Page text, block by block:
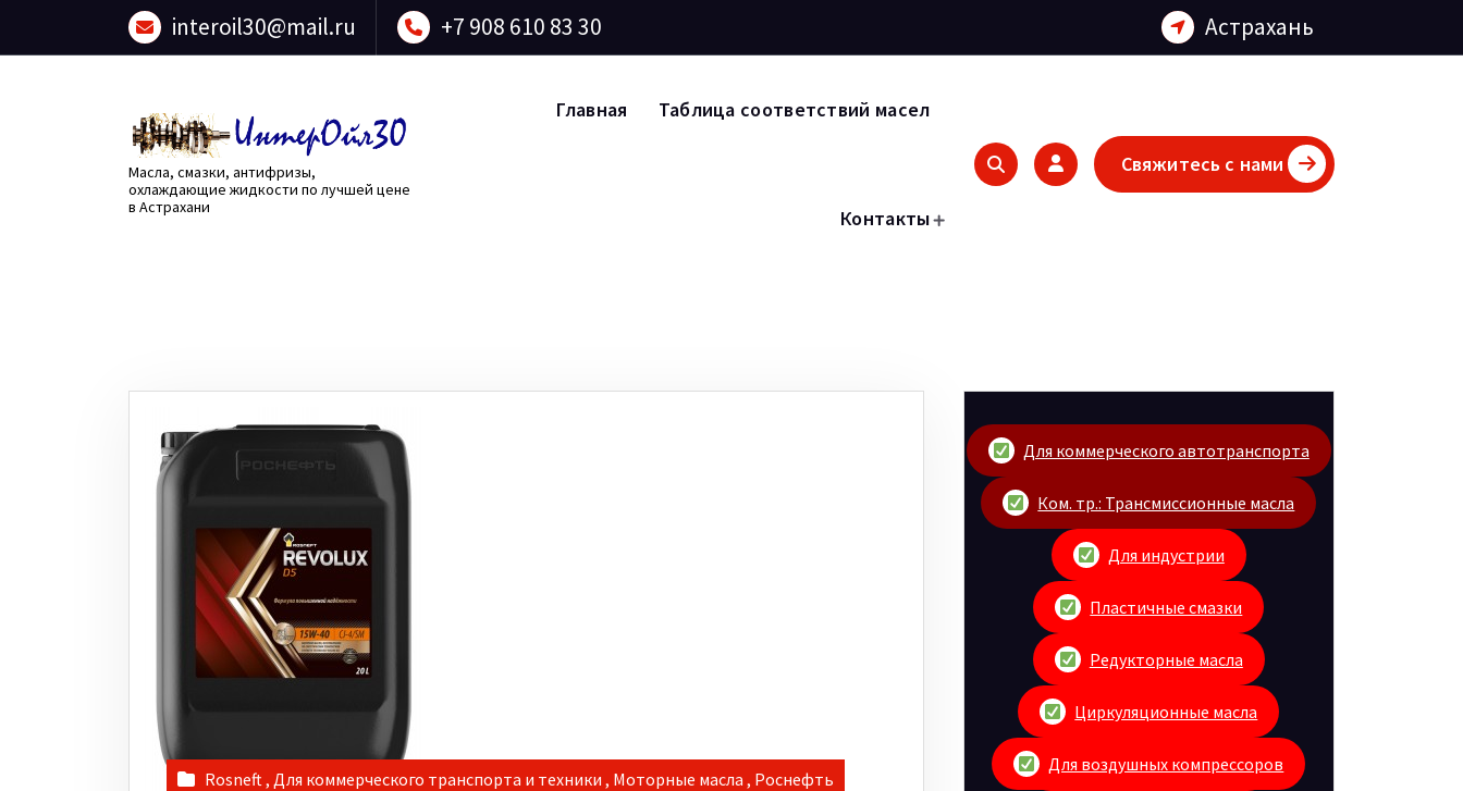
interoil30@mail.ru +7 908 610 83 30 Астрахань
Масла, смазки, антифризы,
охлаждающие жидкости по лучшей цене
в Астрахани
Главная Таблица соответствий масел
Контакты
Свяжитесь с нами
Rosneft, Для коммерческого транспорта и техники , Моторные масла , Роснефть
Для коммерческого автотранспорта
Ком. тр.: Трансмиссионные масла
Для индустрии
Пластичные смазки
Редукторные масла
Циркуляционные масла
Для воздушных компрессоров